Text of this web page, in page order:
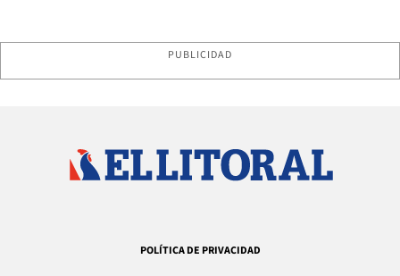
PUBLICIDAD
POLÍTICA DE PRIVACIDAD